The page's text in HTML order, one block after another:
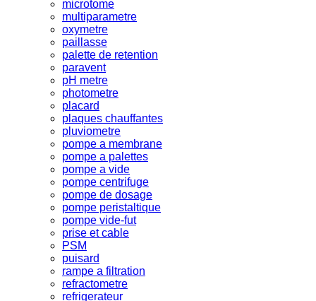
microtome
multiparametre
oxymetre
paillasse
palette de retention
paravent
pH metre
photometre
placard
plaques chauffantes
pluviometre
pompe a membrane
pompe a palettes
pompe a vide
pompe centrifuge
pompe de dosage
pompe peristaltique
pompe vide-fut
prise et cable
PSM
puisard
rampe a filtration
refractometre
refrigerateur